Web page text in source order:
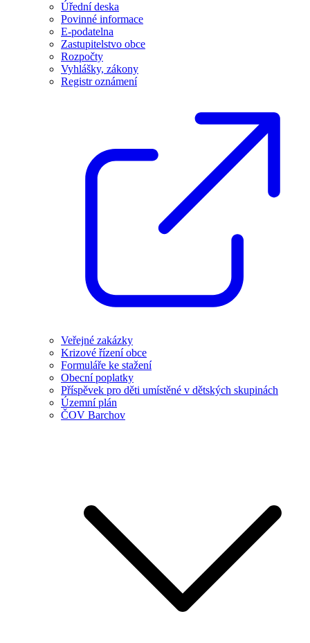
Úřední deska
Povinné informace
E-podatelna
Zastupitelstvo obce
Rozpočty
Vyhlášky, zákony
Registr oznámení
Veřejné zakázky
Krizové řízení obce
Formuláře ke stažení
Obecní poplatky
Příspěvek pro děti umístěné v dětských skupinách
Územní plán
ČOV Barchov